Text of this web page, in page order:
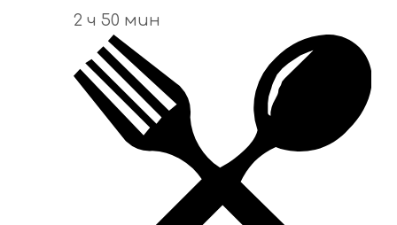
2 ч 50 мин